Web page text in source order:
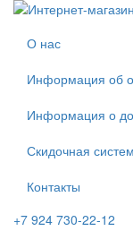
О нас
Информация об
Информация о
Скидочная
Контакты
+7 924 730-22-12